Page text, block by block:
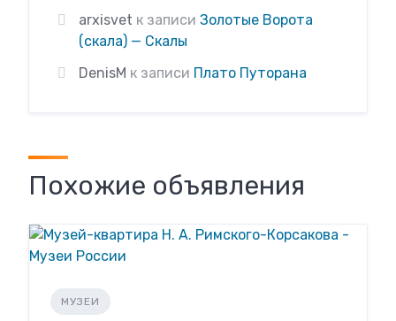
arxisvet к записи Золотые Ворота
(скала) — Скалы
DenisM к записи Плато Путорана
Похожие объявления
МУЗЕИ